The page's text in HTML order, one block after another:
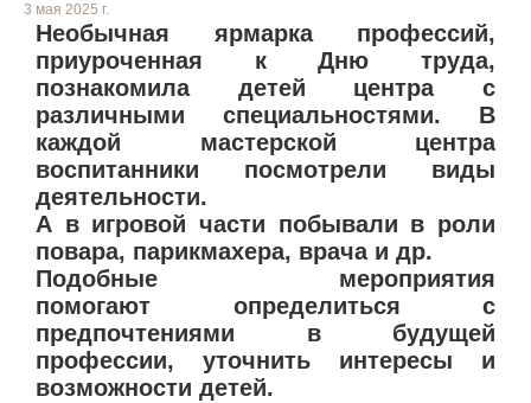
3 мая 2025 г.
Необычная ярмарка профессий,
приуроченная к Дню труда,
познакомила детей центра с
различными специальностями. В
каждой мастерской центра
воспитанники посмотрели виды
деятельности.
А в игровой части побывали в роли
повара, парикмахера, врача и др.
Подобные мероприятия
помогают определиться с
предпочтениями в будущей
профессии, уточнить интересы и
возможности детей.